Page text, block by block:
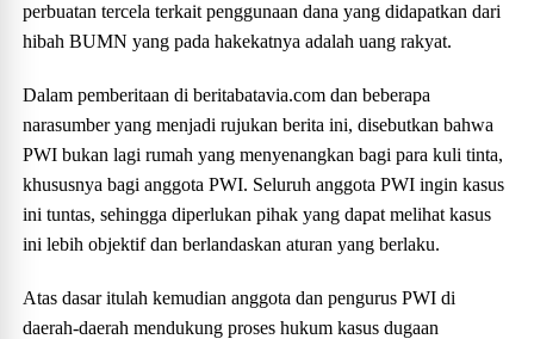
perbuatan tercela terkait penggunaan dana yang didapatkan dari
hibah BUMN yang pada hakekatnya adalah uang rakyat.
Dalam pemberitaan di beritabatavia.com dan beberapa
narasumber yang menjadi rujukan berita ini, disebutkan bahwa
PWI bukan lagi rumah yang menyenangkan bagi para kuli tinta,
khususnya bagi anggota PWI. Seluruh anggota PWI ingin kasus
ini tuntas, sehingga diperlukan pihak yang dapat melihat kasus
ini lebih objektif dan berlandaskan aturan yang berlaku.
Atas dasar itulah kemudian anggota dan pengurus PWI di
daerah-daerah mendukung proses hukum kasus dugaan